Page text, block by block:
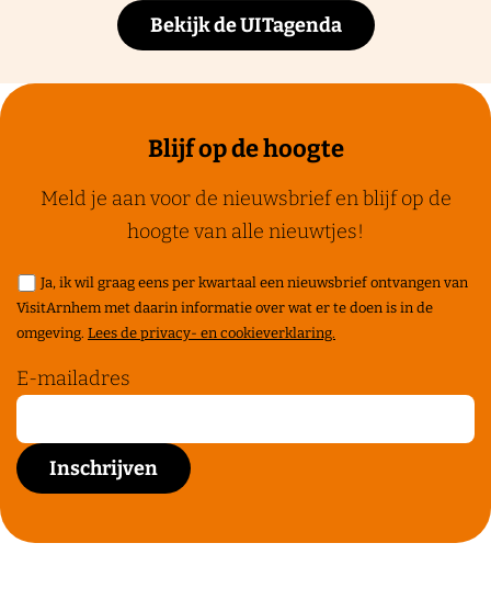
Bekijk de UITagenda
Blijf op de hoogte
Meld je aan voor de nieuwsbrief en blijf op de
hoogte van alle nieuwtjes!
Ja, ik wil graag eens per kwartaal een nieuwsbrief ontvangen van
VisitArnhem met daarin informatie over wat er te doen is in de
omgeving. Lees de privacy- en cookieverklaring.
E-mailadres